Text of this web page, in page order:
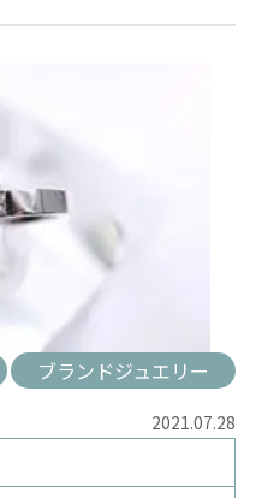
ブランドジュエリー
2021.07.28